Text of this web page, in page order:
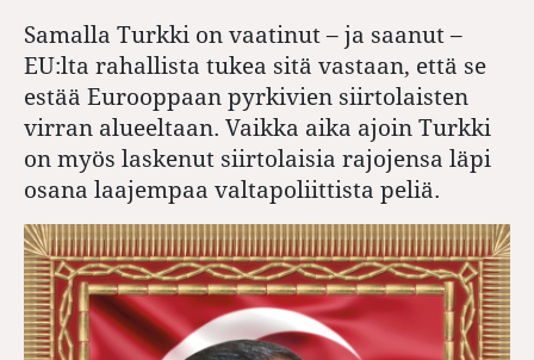
Samalla Turkki on vaatinut – ja saanut –
EU:lta rahallista tukea sitä vastaan, että se
estää Eurooppaan pyrkivien siirtolaisten
virran alueeltaan. Vaikka aika ajoin Turkki
on myös laskenut siirtolaisia rajojensa läpi
osana laajempaa valtapoliittista peliä.